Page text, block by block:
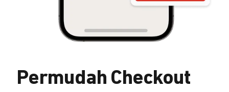
Permudah Checkout